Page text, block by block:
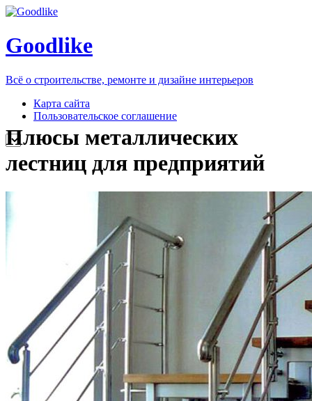
Goodlike
Всё о строительстве, ремонте и дизайне интерьеров
Карта сайта
Пользовательское соглашение
Плюсы металлических
лестниц для предприятий